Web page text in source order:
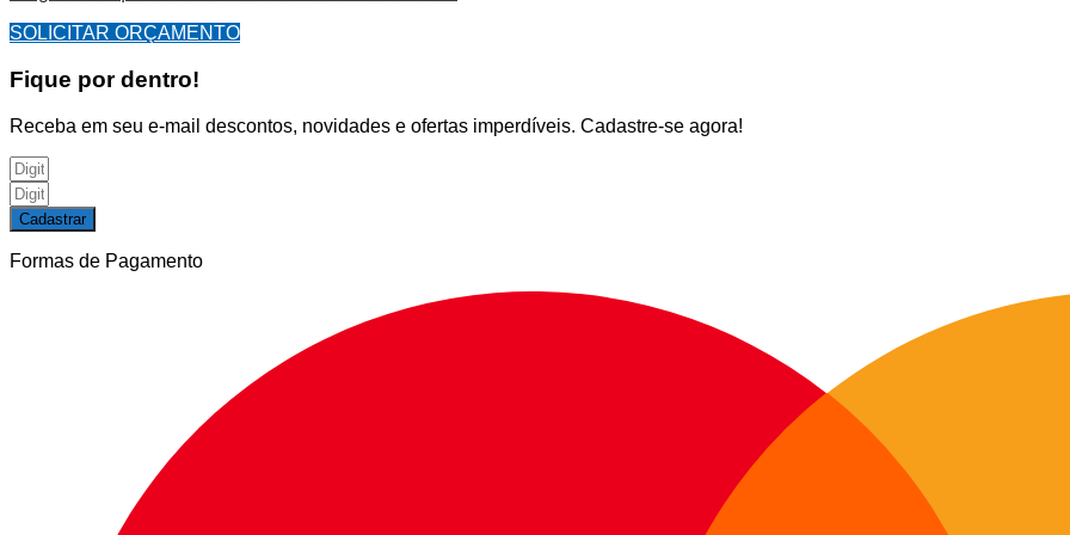
SOLICITAR ORÇAMENTO
Fique por dentro!
Receba em seu e-mail descontos, novidades e ofertas imperdíveis. Cadastre-se agora!
Cadastrar
Formas de Pagamento